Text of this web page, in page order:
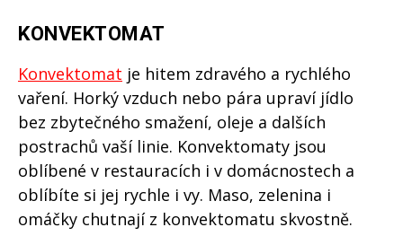
KONVEKTOMAT
Konvektomat je hitem zdravého a rychlého
vaření. Horký vzduch nebo pára upraví jídlo
bez zbytečného smažení, oleje a dalších
postrachů vaší linie. Konvektomaty jsou
oblíbené v restauracích i v domácnostech a
oblíbíte si jej rychle i vy. Maso, zelenina i
omáčky chutnají z konvektomatu skvostně.